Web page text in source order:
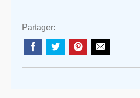
Partager: